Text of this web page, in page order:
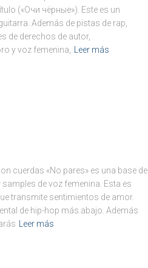
(«Очи чёрные»). Este es un
Además de pistas de rap,
de derechos de autor,
y voz femenina,
Leer más
cuerdas «No pares» es una base de
de voz femenina. Esta es
transmite sentimientos de amor.
de hip-hop más abajo. Además
Leer más